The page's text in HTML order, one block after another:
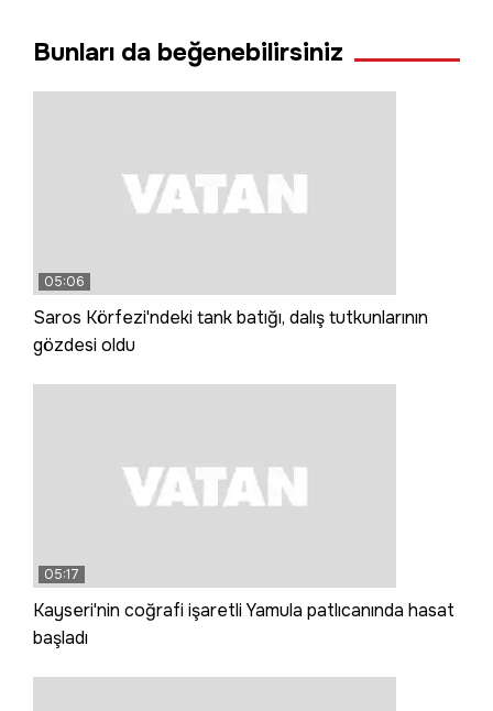
Bunları da beğenebilirsiniz
05:06
Saros Körfezi'ndeki tank batığı, dalış tutkunlarının
gözdesi oldu
05:17
Kayseri'nin coğrafi işaretli Yamula patlıcanında hasat
başladı